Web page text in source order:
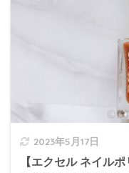
2023年5月17日
【エクセル ネイル